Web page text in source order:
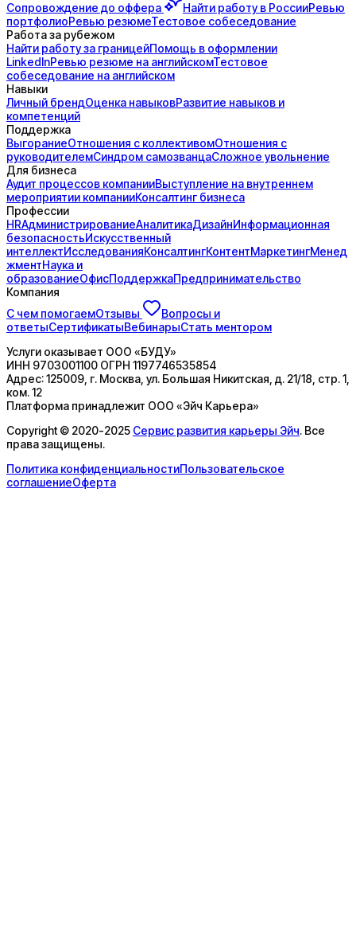
Сопровождение до оффера Найти работу в РоссииРевью
портфолиоРевью резюмеТестовое собеседование
Работа за рубежом
Найти работу за границейПомощь в оформлении
LinkedInРевью резюме на английскомТестовое
собеседование на английском
Навыки
Личный брендОценка навыковРазвитие навыков и
компетенций
Поддержка
ВыгораниеОтношения с коллективомОтношения с
руководителемСиндром самозванцаСложное увольнение
Для бизнеса
Аудит процессов компанииВыступление на внутреннем
мероприятии компанииКонсалтинг бизнеса
Профессии
HRАдминистрированиеАналитикаДизайнИнформационная
безопасностьИскусственный
интеллектИсследованияКонсалтингКонтентМаркетингМенед
жментНаука и
образованиеОфисПоддержкаПредпринимательство
Компания
С чем помогаемОтзывы
Вопросы и
ответыСертификатыВебинарыСтать ментором
Услуги оказывает ООО «БУДУ»
ИНН 9703001100 ОГРН 1197746535854
Адрес:125009, г. Москва, ул. Большая Никитская, д. 21/18, стр. 1,
ком. 12
Платформа принадлежит ООО «Эйч Карьера»
Copyright © 2020-2025 Сервис развития карьеры Эйч. Все
права защищены.
Политика конфиденциальностиПользовательское
соглашениеОферта